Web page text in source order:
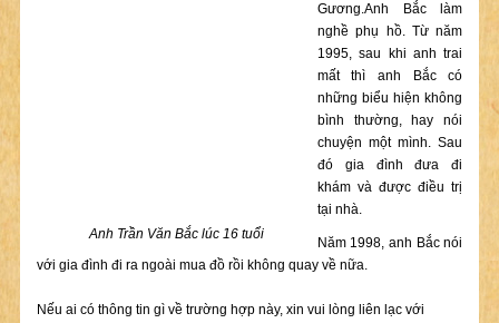
Anh Trần Văn Bắc lúc 16 tuổi
Gương.Anh Bắc làm
nghề phụ hồ. Từ năm
1995, sau khi anh trai
mất thì anh Bắc có
những biểu hiện không
bình thường, hay nói
chuyện một mình. Sau
đó gia đình đưa đi
khám và được điều trị
tại nhà.
Năm 1998, anh Bắc nói
với gia đình đi ra ngoài mua đồ rồi không quay về nữa.
Nếu ai có thông tin gì về trường hợp này, xin vui lòng liên lạc với